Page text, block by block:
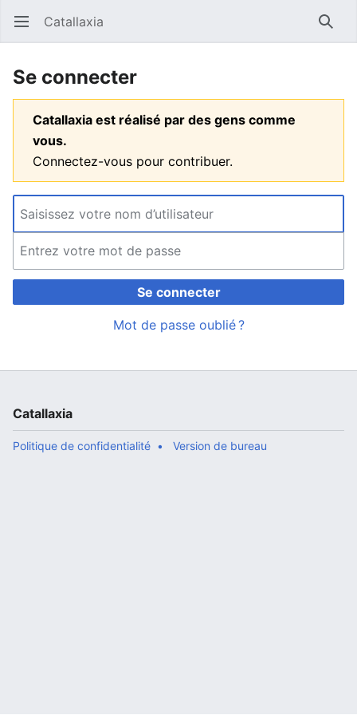
Ouvrir le menu principal Catallaxia
Se connecter
Catallaxia est réalisé par des gens comme
vous.
Connectez-vous pour contribuer.
Se connecter
Mot de passe oublié ?
Catallaxia
Politique de confidentialité Version de bureau